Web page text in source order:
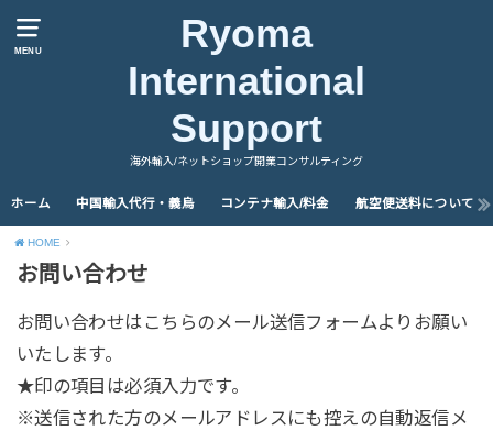
MENU
Ryoma
International
Support
海外輸入/ネットショップ開業コンサルティング
ホーム 中国輸入代行・義烏 コンテナ輸入/料金 航空便送料について
HOME
お問い合わせ
お問い合わせはこちらのメール送信フォームよりお願い
いたします。
★印の項目は必須入力です。
※送信された方のメールアドレスにも控えの自動返信メ